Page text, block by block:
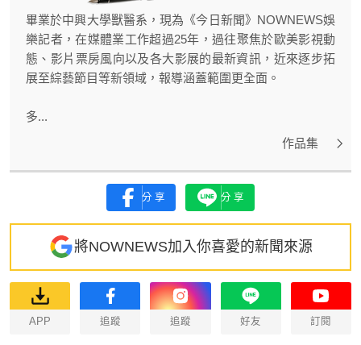
畢業於中興大學獸醫系，現為《今日新聞》NOWNEWS娛
樂記者，在媒體業工作超過25年，過往聚焦於歐美影視動
態、影片票房風向以及各大影展的最新資訊，近來逐步拓
展至綜藝節目等新領域，報導涵蓋範圍更全面。
多...
作品集
分享 分享
將NOWNEWS加入你喜愛的新聞來源
APP 追蹤 追蹤 好友 訂閱